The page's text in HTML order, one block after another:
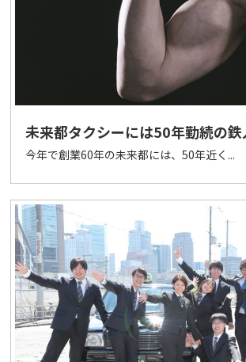
未来都タクシーには50年勤続の鉄
今年で創業60年の未来都には、50年近く...